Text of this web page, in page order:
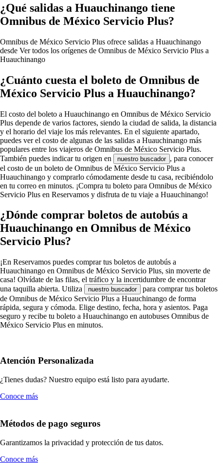
¿Qué salidas a Huauchinango tiene
Omnibus de México Servicio Plus?
Omnibus de México Servicio Plus ofrece salidas a Huauchinango
desde Ver todos los orígenes de Omnibus de México Servicio Plus a
Huauchinango
¿Cuánto cuesta el boleto de Omnibus de
México Servicio Plus a Huauchinango?
El costo del boleto a Huauchinango en Omnibus de México Servicio
Plus depende de varios factores, siendo la ciudad de salida, la distancia
y el horario del viaje los más relevantes. En el siguiente apartado,
puedes ver el costo de algunas de las salidas a Huauchinango más
populares entre los viajeros de Omnibus de México Servicio Plus.
También puedes indicar tu origen en
nuestro buscador , para conocer
el costo de un boleto de Omnibus de México Servicio Plus a
Huauchinango y comprarlo cómodamente desde tu casa, recibiéndolo
en tu correo en minutos. ¡Compra tu boleto para Omnibus de México
Servicio Plus en Reservamos y disfruta de tu viaje a Huauchinango!
¿Dónde comprar boletos de autobús a
Huauchinango en Omnibus de México
Servicio Plus?
¡En Reservamos puedes comprar tus boletos de autobús a
Huauchinango en Omnibus de México Servicio Plus, sin moverte de
casa! Olvídate de las filas, el tráfico y la incertidumbre de encontrar
una taquilla abierta. Utiliza
nuestro buscador
para comprar tus boletos
de Omnibus de México Servicio Plus a Huauchinango de forma
rápida, segura y cómoda. Elige destino, fecha, hora y asientos. Paga
seguro y recibe tu boleto a Huauchinango en autobuses Omnibus de
México Servicio Plus en minutos.
Atención Personalizada
¿Tienes dudas? Nuestro equipo está listo para ayudarte.
Conoce más
Métodos de pago seguros
Garantizamos la privacidad y protección de tus datos.
Conoce más